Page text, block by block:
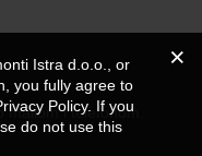
mailom i telefonom.
Istra d.o.o., or
you fully agree to
Policy. If you
do not use this